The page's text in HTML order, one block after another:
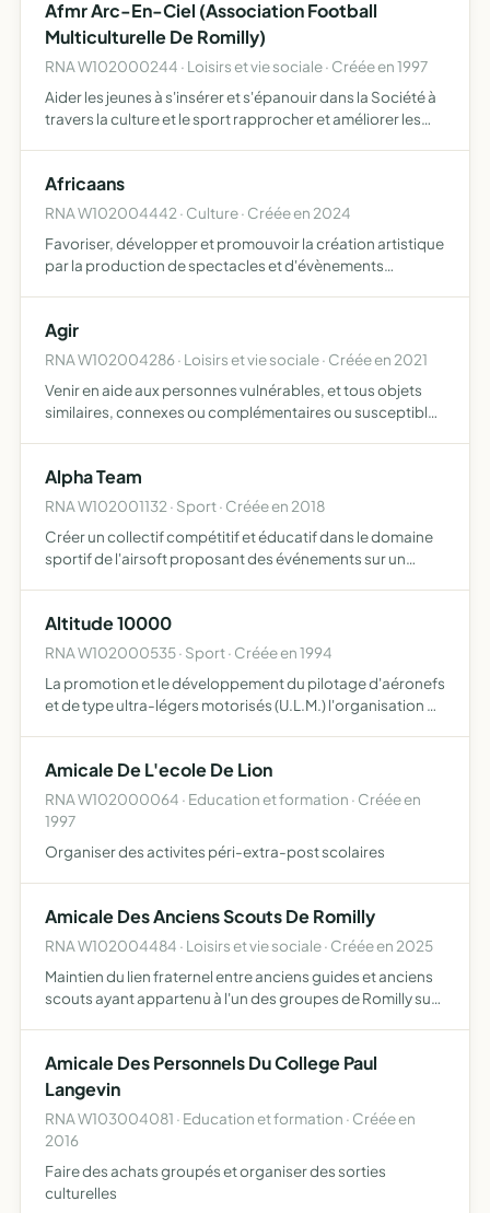
Afmr Arc-En-Ciel (Association Football
Multiculturelle De Romilly)
RNA W102000244 · Loisirs et vie sociale · Créée en 1997
Aider les jeunes à s'insérer et s'épanouir dans la Société à
travers la culture et le sport rapprocher et améliorer les
Africaans
RNA W102004442 · Culture · Créée en 2024
Favoriser, développer et promouvoir la création artistique
par la production de spectacles et d'évènements
Agir
RNA W102004286 · Loisirs et vie sociale · Créée en 2021
Venir en aide aux personnes vulnérables, et tous objets
similaires, connexes ou complémentaires ou susceptibles
Alpha Team
RNA W102001132 · Sport · Créée en 2018
Créer un collectif compétitif et éducatif dans le domaine
sportif de l'airsoft proposant des événements sur un
Altitude 10000
RNA W102000535 · Sport · Créée en 1994
La promotion et le développement du pilotage d'aéronefs
et de type ultra-légers motorisés (U.L.M.) l'organisation de
Amicale De L'ecole De Lion
RNA W102000064 · Education et formation · Créée en
1997
Organiser des activites péri-extra-post scolaires
Amicale Des Anciens Scouts De Romilly
RNA W102004484 · Loisirs et vie sociale · Créée en 2025
Maintien du lien fraternel entre anciens guides et anciens
scouts ayant appartenu à l'un des groupes de Romilly sur
Amicale Des Personnels Du College Paul
Langevin
RNA W103004081 · Education et formation · Créée en
2016
Faire des achats groupés et organiser des sorties
culturelles